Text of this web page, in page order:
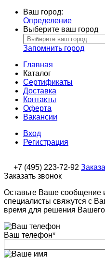
Ваш город:
Определение
Выберите ваш город
Запомнить город
Главная
Каталог
Сертификаты
Доставка
Контакты
Оферта
Вакансии
Вход
Регистрация
+7 (495) 223-72-92
Заказать звонок
Оставьте Ваше сообщение
специалисты свяжутся с
время для решения
Ваш телефон*